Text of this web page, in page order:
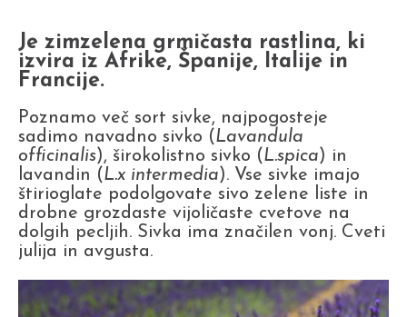
Je zimzelena grmičasta rastlina, ki
izvira iz Afrike, Španije, Italije in
Francije.
Poznamo več sort sivke, najpogosteje
sadimo navadno sivko (Lavandula
officinalis), širokolistno sivko (L.spica) in
lavandin (L.x intermedia). Vse sivke imajo
štirioglate podolgovate sivo zelene liste in
drobne grozdaste vijoličaste cvetove na
dolgih pecljih. Sivka ima značilen vonj. Cveti
julija in avgusta.